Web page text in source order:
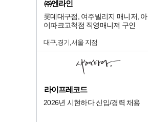
㈜엔라인
롯데대구점, 여주빌리지 매니저, 아
이파크고척점 직영매니져 구인
대구,경기,서울 지점
라이프레코드
2026년 시현하다 신입/경력 채용